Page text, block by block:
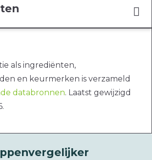
als ingrediënten,
en keurmerken is verzameld
databronnen. Laatst gewijzigd